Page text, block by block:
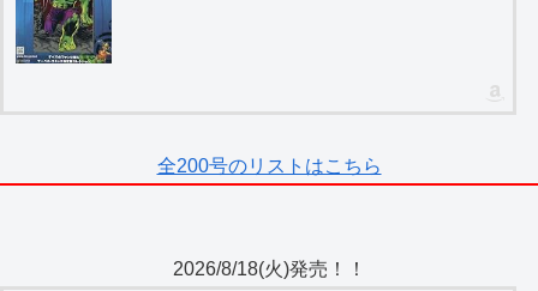
全200号のリストはこちら
2026/8/18(火)発売！！